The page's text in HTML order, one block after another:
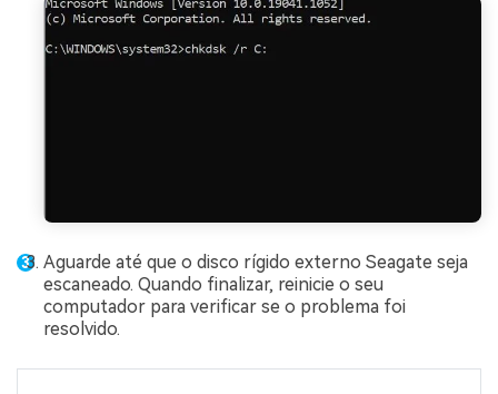
Aguarde até que o disco rígido externo Seagate seja
escaneado. Quando finalizar, reinicie o seu
computador para verificar se o problema foi
resolvido.